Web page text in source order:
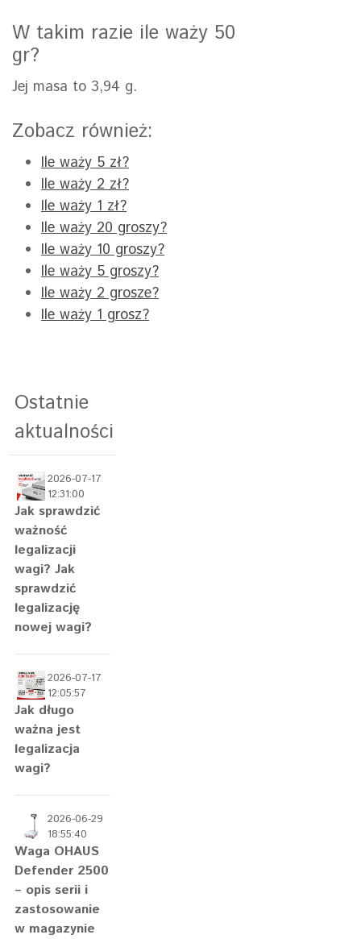
W takim razie ile waży 50
gr?
Jej masa to 3,94 g.
Zobacz również:
Ile waży 5 zł?
Ile waży 2 zł?
Ile waży 1 zł?
Ile waży 20 groszy?
Ile waży 10 groszy?
Ile waży 5 groszy?
Ile waży 2 grosze?
Ile waży 1 grosz?
Ostatnie
aktualności
2026-07-17
12:31:00
Jak sprawdzić
ważność
legalizacji
wagi? Jak
sprawdzić
legalizację
nowej wagi?
2026-07-17
12:05:57
Jak długo
ważna jest
legalizacja
wagi?
2026-06-29
18:55:40
Waga OHAUS
Defender 2500
– opis serii i
zastosowanie
w magazynie